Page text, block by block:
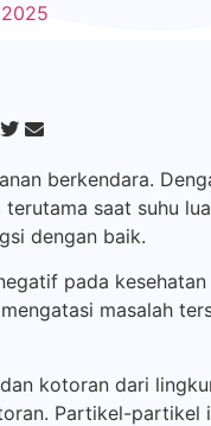
berkendara.
saat suhu
dengan baik.
pada
masalah
kotoran dari
Partikel-partikel